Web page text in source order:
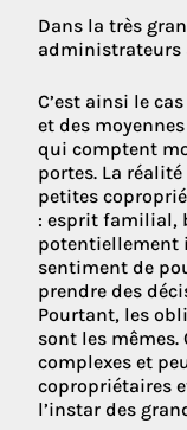
Dans la très
administrateurs
C’est ainsi le
et des
qui comptent
portes. La
petites
: esprit familial,
potentiellement
sentiment de
prendre des
Pourtant, les
sont les
complexes et
copropriétaires
l’instar des